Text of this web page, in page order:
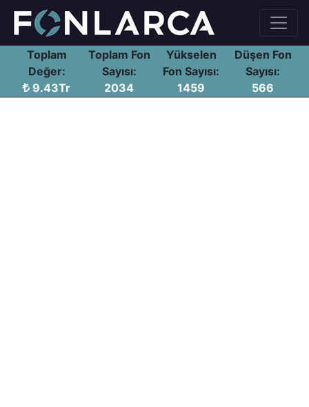
Toplam
Değer:
9.43Tr
Toplam Fon
Sayısı:
2034
Yükselen
Fon Sayısı:
1459
Düşen Fon
Sayısı:
566